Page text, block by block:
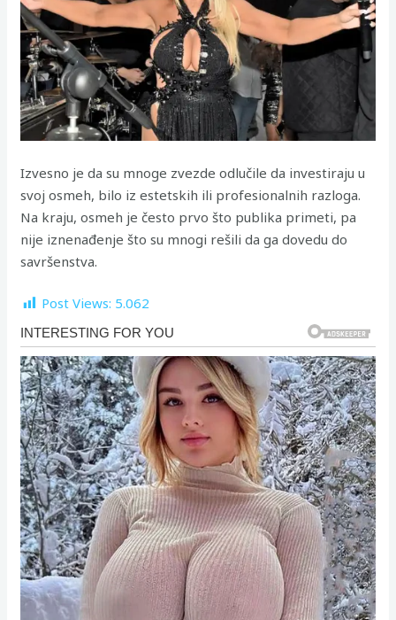
Izvesno je da su mnoge zvezde odlučile da investiraju u
svoj osmeh, bilo iz estetskih ili profesionalnih razloga.
Na kraju, osmeh je često prvo što publika primeti, pa
nije iznenađenje što su mnogi rešili da ga dovedu do
savršenstva.
Post Views: 5.062